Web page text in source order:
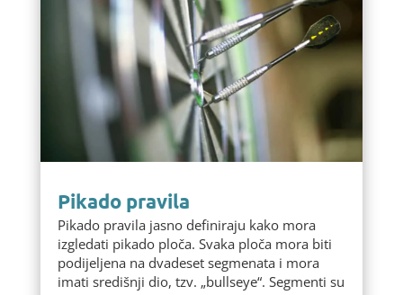
Pikado pravila
Pikado pravila jasno definiraju kako mora
izgledati pikado ploča. Svaka ploča mora biti
podijeljena na dvadeset segmenata i mora
imati središnji dio, tzv. „bullseye“. Segmenti su